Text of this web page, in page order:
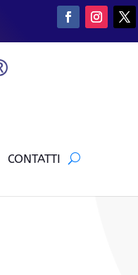
CONTATTI